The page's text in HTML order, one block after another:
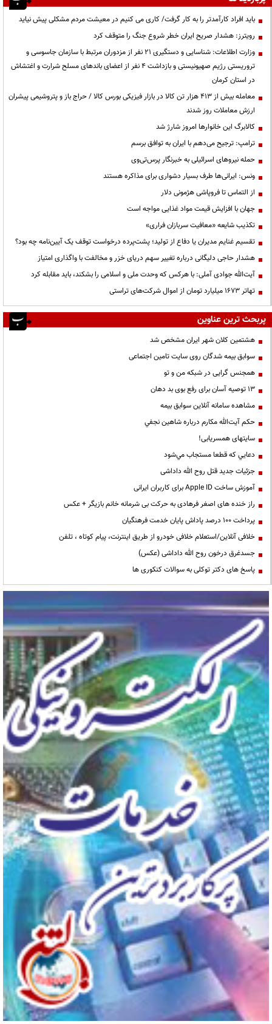
باید افراد کارآمدتر را به کار گرفت/ کاری می کنیم در معیشت مردم مشکلی پیش نیاید
رویترز: هشدار صریح ایران خطر شروع جنگ را متوقف کرد
وزارت اطلاعات: شناسایی و دستگیری ۲۱ نفر از مزدوران مرتبط با سازمان جاسوسی و
تروریستی رژیم صهیونیستی و بازداشت ۴ نفر از اعضای باندهای مسلح شرارت و اغتشاش
در استان کرمان
معامله بیش از ۴۱۳ هزار تن کالا در بازار فیزیکی بورس کالا / حراج باز و پتروشیمی پیشران
ارزش معاملات روز شدند
کالابرگ این خانوارها امروز شارژ شد
ترامپ: ترجیح می‌دهم با ایران به توافق برسم
حمله نیروهای اسرائیلی به خبرنگار پرس‌تی‌وی
ونس: ایرانی‌ها طرف بسیار دشواری برای مذاکره هستند
از التماس تا فروپاشی هژمونی دلار
جهان با افزایش قیمت مواد غذایی مواجه است
تکذیب شایعه «معافیت سربازان فراری»
تقسیم غنایم مدیران یا دفاع از تولید؛ پشت‌پرده درخواست توقف یک آیین‌نامه چه بود؟
هشدار حاجی دلیگانی درباره تغییر سهم دریای خزر و مخالفت با واگذاری امتیاز
آیت‌الله جوادی آملی: با هرکس که وحدت ملی و اسلامی را بشکند، باید مقابله کرد
تهاتر ۱۶۷۳ میلیارد تومان از اموال شرکت‌های تراستی
پربحث ترین عناوین
هشتمین کلان شهر ایران مشخص شد
سوابق بیمه شدگان روی سایت تامین اجتماعی
همجنس گرایی در شبکه من و تو
13 توصیه آسان برای رفع بوی بد دهان
مشاهده سامانه آنلاين سوابق بیمه
حكم آيت‌الله مكارم درباره شاهين نجفي
سایتهای همسریابی!
دعايي كه قطعا مستجاب مي‌شود
جزئیات جدید قتل روح الله داداشی
آموزش ساخت Apple ID برای کاربران ایرانی
راز خنده های اصغر فرهادی به حرکت بی شرمانه خانم بازیگر + عکس
پرداخت ۱۰۰ درصد پاداش پایان خدمت فرهنگیان
خلافی آنلاین/استعلام خلافی خودرو از طریق اینترنت، پیام کوتاه ، تلفن
جسدغرق درخون روح الله داداشی (عکس)
پاسخ های دکتر توکلی به سوالات کنکوری ها